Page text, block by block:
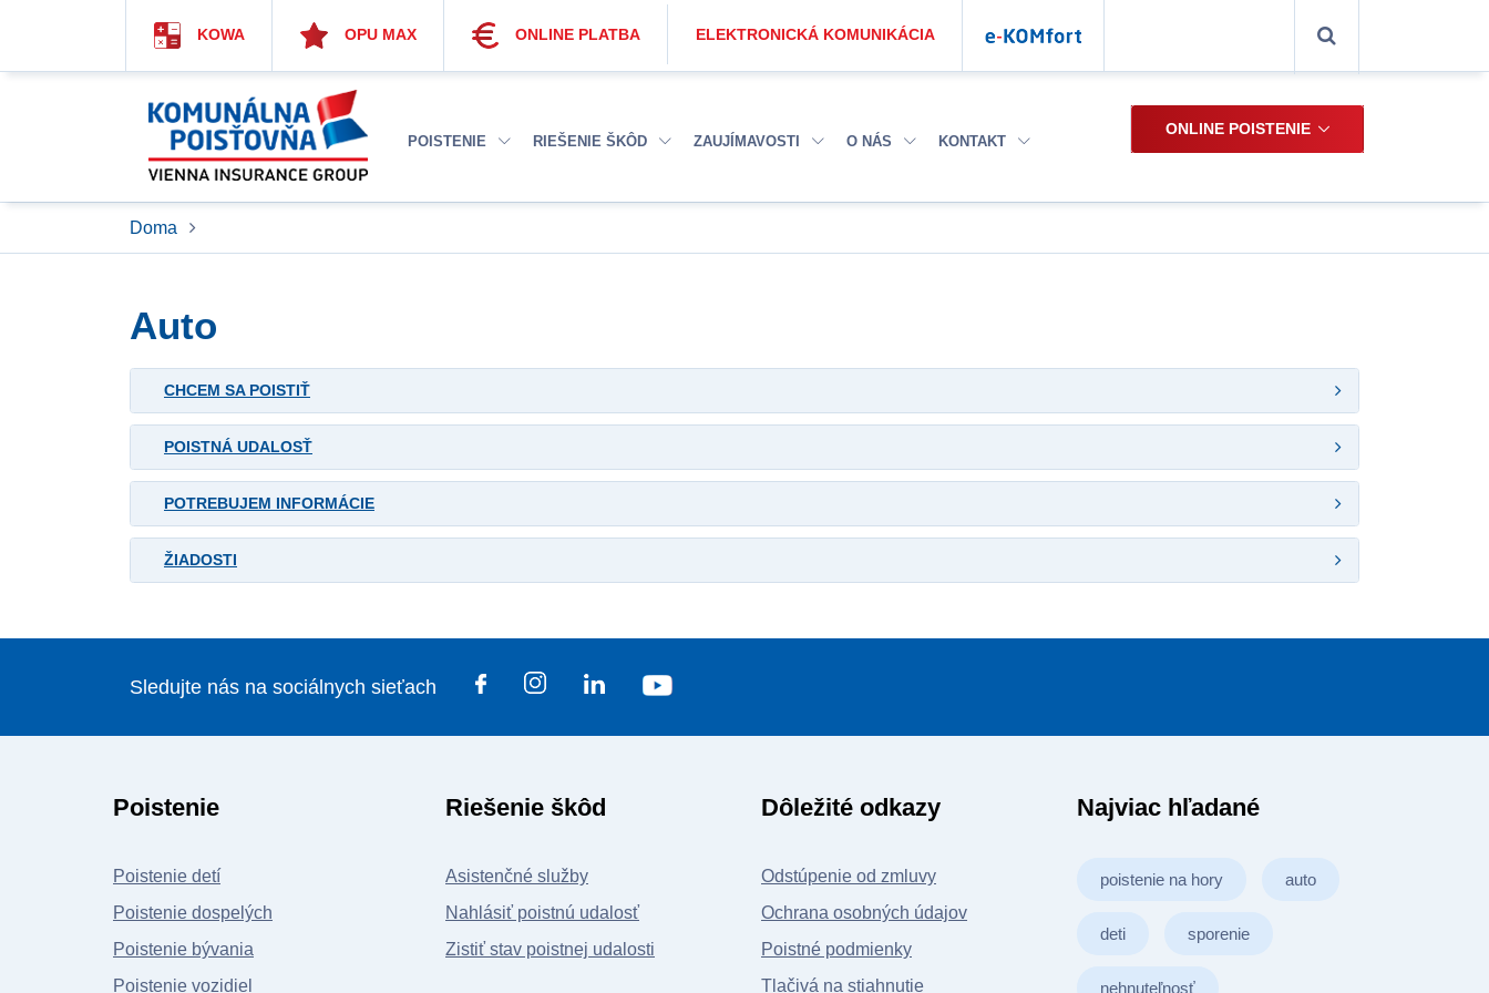
KOWA OPU MAX ONLINE PLATBA ELEKTRONICKÁ KOMUNIKÁCIA
POISTENIE RIEŠENIE ŠKÔD ZAUJÍMAVOSTI O NÁS KONTAKT
ONLINE POISTENIE
Doma
Auto
CHCEM SA POISTIŤ
POISTNÁ UDALOSŤ
POTREBUJEM INFORMÁCIE
ŽIADOSTI
Sledujte nás na sociálnych sieťach
Poistenie
Poistenie detí
Poistenie dospelých
Poistenie bývania
Poistenie vozidiel
Riešenie škôd
Asistenčné služby
Nahlásiť poistnú udalosť
Zistiť stav poistnej udalosti
Dôležité odkazy
Odstúpenie od zmluvy
Ochrana osobných údajov
Poistné podmienky
Tlačivá na stiahnutie
Najviac hľadané
poistenie na hory auto
deti sporenie
nehnuteľnosť